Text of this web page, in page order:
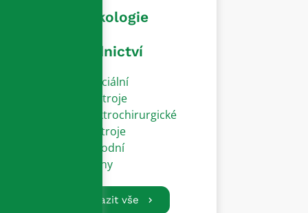
Gynekologie
porodnictví
Speciální
přístroje
Elektrochirurgické
nástroje
Porodní
zvony
Zobrazit vše